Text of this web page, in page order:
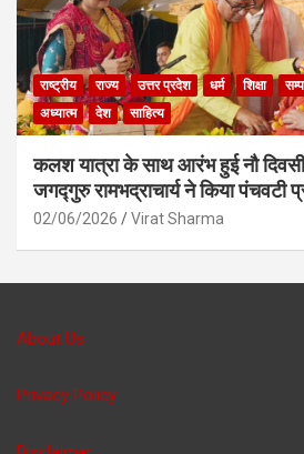
राष्ट्रीय राज्य उत्तर प्रदेश धर्म शिक्षा
अध्यात्म
देश साहित्य
कलश यात्रा के साथ आरंभ हुई नौ
जगद्गुरु रामभद्राचार्य ने किया पंचवटी
02/06/2026 Virat Sharma
About Us
Privacy Policy